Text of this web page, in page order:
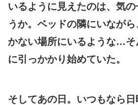
いるように見えたのは、気
うか。ベッドの隣にいなが
かない場所にいるような…そ
に引っかかり始めていた。
そしてあの日。いつもなら